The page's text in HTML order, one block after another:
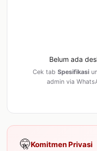
Belum ada
Cek tab Spesifikasi
admin via
🤫Komitmen Privasi